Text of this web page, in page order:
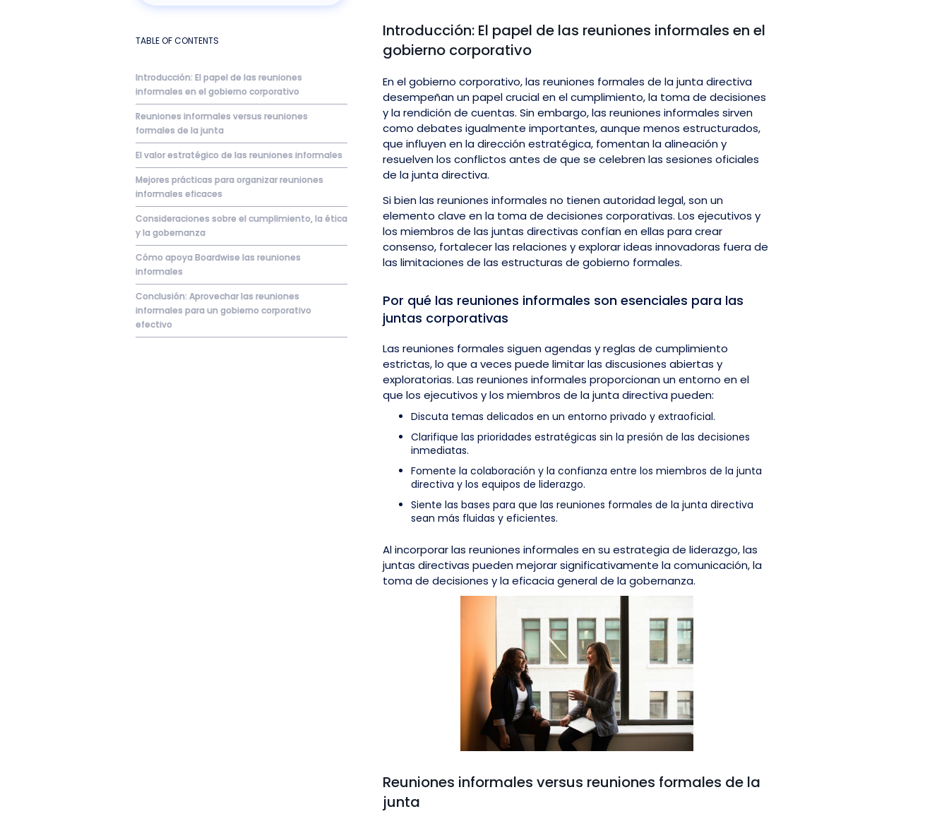
TABLE OF CONTENTS
Introducción: El papel de las reuniones
informales en el gobierno corporativo
Reuniones informales versus reuniones
formales de la junta
El valor estratégico de las reuniones informales
Mejores prácticas para organizar reuniones
informales eficaces
Consideraciones sobre el cumplimiento, la ética
y la gobernanza
Cómo apoya Boardwise las reuniones
informales
Conclusión: Aprovechar las reuniones
informales para un gobierno corporativo
efectivo
Introducción: El papel de las reuniones informales en el
gobierno corporativo
En el gobierno corporativo, las reuniones formales de la junta directiva
desempeñan un papel crucial en el cumplimiento, la toma de decisiones
y la rendición de cuentas. Sin embargo, las reuniones informales sirven
como debates igualmente importantes, aunque menos estructurados,
que influyen en la dirección estratégica, fomentan la alineación y
resuelven los conflictos antes de que se celebren las sesiones oficiales
de la junta directiva.
Si bien las reuniones informales no tienen autoridad legal, son un
elemento clave en la toma de decisiones corporativas. Los ejecutivos y
los miembros de las juntas directivas confían en ellas para crear
consenso, fortalecer las relaciones y explorar ideas innovadoras fuera de
las limitaciones de las estructuras de gobierno formales.
Por qué las reuniones informales son esenciales para las
juntas corporativas
Las reuniones formales siguen agendas y reglas de cumplimiento
estrictas, lo que a veces puede limitar las discusiones abiertas y
exploratorias. Las reuniones informales proporcionan un entorno en el
que los ejecutivos y los miembros de la junta directiva pueden:
Discuta temas delicados en un entorno privado y extraoficial.
Clarifique las prioridades estratégicas sin la presión de las decisiones
inmediatas.
Fomente la colaboración y la confianza entre los miembros de la junta
directiva y los equipos de liderazgo.
Siente las bases para que las reuniones formales de la junta directiva
sean más fluidas y eficientes.
Al incorporar las reuniones informales en su estrategia de liderazgo, las
juntas directivas pueden mejorar significativamente la comunicación, la
toma de decisiones y la eficacia general de la gobernanza.
Reuniones informales versus reuniones formales de la
junta